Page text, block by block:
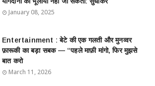
January 08, 2025
Entertainment : बेटे की एक गलती और मुनव्वर
फ़ारूकी का बड़ा सबक — “पहले माफ़ी मांगो, फिर मुझसे
बात करो
March 11, 2026